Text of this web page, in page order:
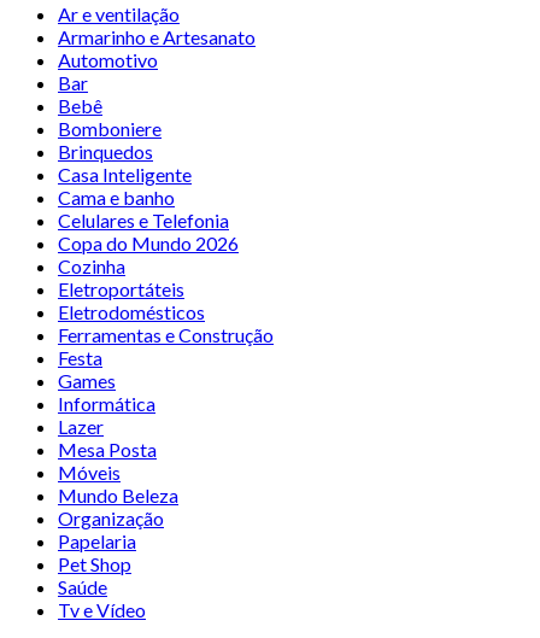
Ar e ventilação
Armarinho e Artesanato
Automotivo
Bar
Bebê
Bomboniere
Brinquedos
Casa Inteligente
Cama e banho
Celulares e Telefonia
Copa do Mundo 2026
Cozinha
Eletroportáteis
Eletrodomésticos
Ferramentas e Construção
Festa
Games
Informática
Lazer
Mesa Posta
Móveis
Mundo Beleza
Organização
Papelaria
Pet Shop
Saúde
Tv e Vídeo